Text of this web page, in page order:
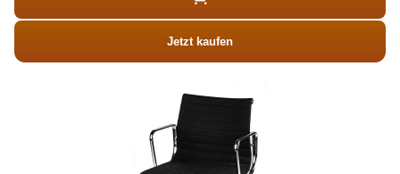
Jetzt kaufen